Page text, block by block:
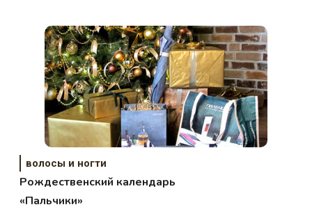
волосы и ногти
Рождественский календарь
«Пальчики»